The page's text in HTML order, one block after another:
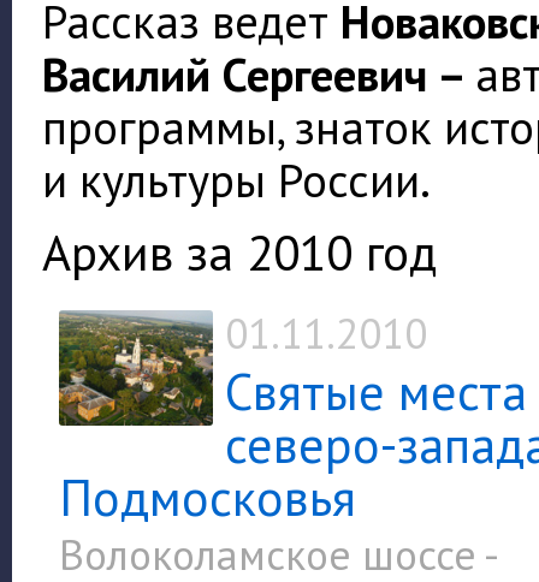
Рассказ ведет
Василий Сергеевич –
программы, знаток
и культуры России.
Архив за 2010 год
01.11.2010
Святые места
северо-
Подмосковья
Волоколамское шоссе -